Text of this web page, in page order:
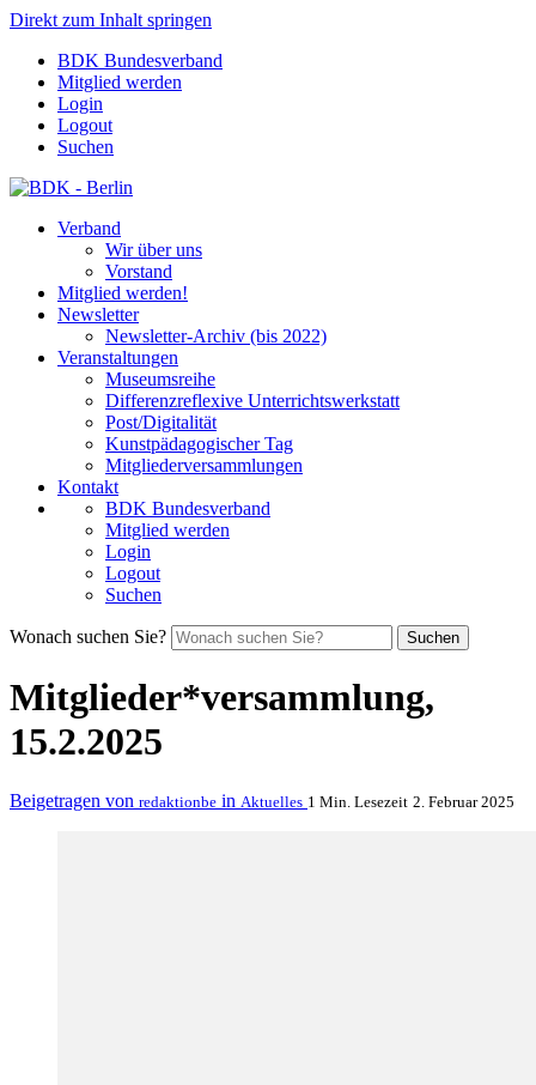
Direkt zum Inhalt springen
BDK Bundesverband
Mitglied werden
Login
Logout
Suchen
Verband
Wir über uns
Vorstand
Mitglied werden!
Newsletter
Newsletter-Archiv (bis 2022)
Veranstaltungen
Museumsreihe
Differenzreflexive Unterrichtswerkstatt
Post/Digitalität
Kunstpädagogischer Tag
Mitgliederversammlungen
Kontakt
BDK Bundesverband
Mitglied werden
Login
Logout
Suchen
Wonach suchen Sie? Suchen
Mitglieder*versammlung,
15.2.2025
Beigetragen von redaktionbe in Aktuelles 1 Min. Lesezeit 2. Februar 2025